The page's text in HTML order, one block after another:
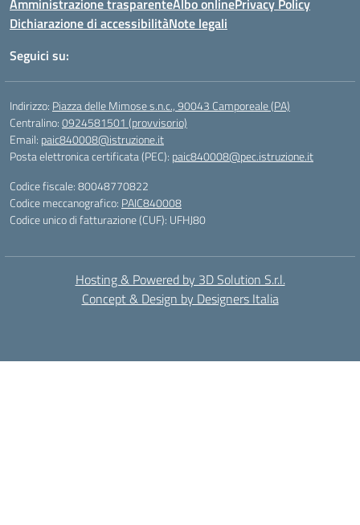
Amministrazione trasparenteAlbo onlinePrivacy Policy
Dichiarazione di accessibilitàNote legali
Seguici su:
Indirizzo: Piazza delle Mimose s.n.c., 90043 Camporeale (PA)
Centralino:0924581501 (provvisorio)
Email: paic840008@istruzione.it
Posta elettronica certificata (PEC): paic840008@pec.istruzione.it
Codice fiscale: 80048770822
Codice meccanografico: PAIC840008
Codice unico di fatturazione (CUF): UFHJ80
Hosting & Powered by 3D Solution S.r.l.
Concept & Design by Designers Italia